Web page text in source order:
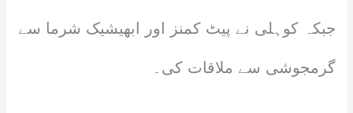
جبکہ کوہلی نے پیٹ کمنز اور ابھیشیک شرما سے
گرمجوشی سے ملاقات کی۔